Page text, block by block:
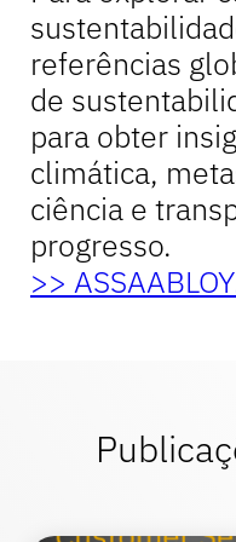
Bancário
Educação
referências
de
para obter
climática,
ciência e
progresso.
>>